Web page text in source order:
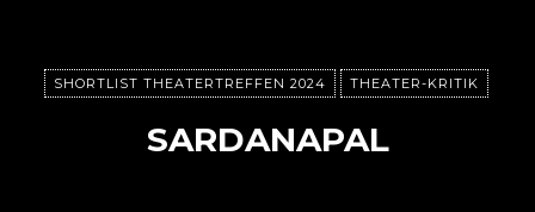
SHORTLIST THEATERTREFFEN 2024 THEATER-KRITIK
SARDANAPAL